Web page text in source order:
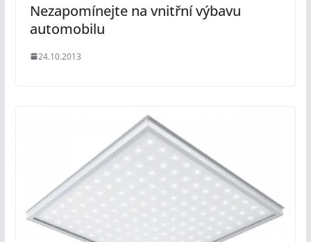
Nezapomínejte na vnitřní výbavu
automobilu
24.10.2013